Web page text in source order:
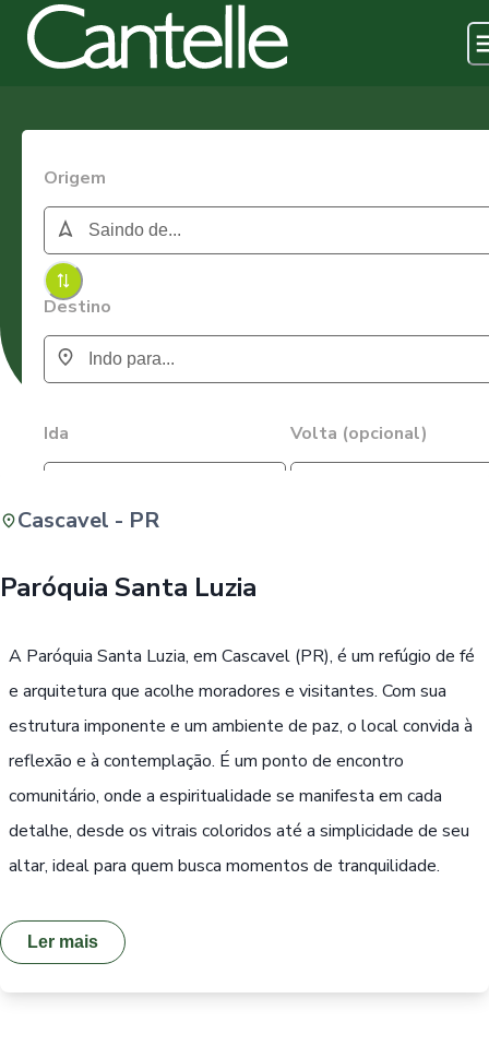
Origem
Destino
Ida Volta (opcional)
Cascavel - PR
Paróquia Santa Luzia
A Paróquia Santa Luzia, em Cascavel (PR), é um refúgio de fé
e arquitetura que acolhe moradores e visitantes. Com sua
estrutura imponente e um ambiente de paz, o local convida à
reflexão e à contemplação. É um ponto de encontro
comunitário, onde a espiritualidade se manifesta em cada
detalhe, desde os vitrais coloridos até a simplicidade de seu
altar, ideal para quem busca momentos de tranquilidade.
Ler mais